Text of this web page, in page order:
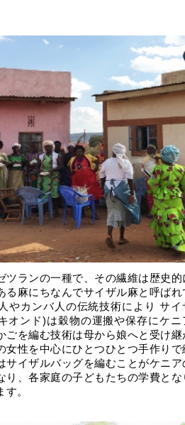
ツランの一種で、その繊維は歴史
る麻にちなんでサイザル麻と呼ば
やカンバ人の伝統技術により サイ
オンド)は穀物の運搬や保存にケニ
ごを編む技術は母から娘へと受け
女性を中心にひとつひとつ手作り
サイザルバッグを編むことがケニ
り、各家庭の子どもたちの学費と
。